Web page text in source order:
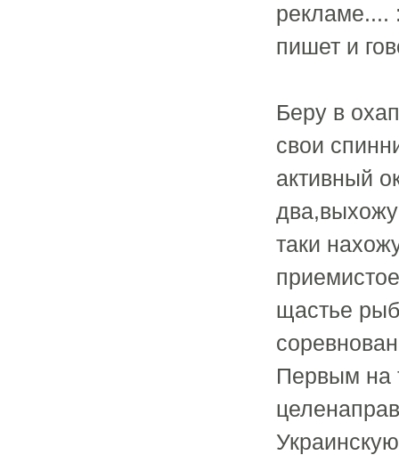
рекламе....
пишет и
Беру в
свои
активный
таки
щастье
Первым на